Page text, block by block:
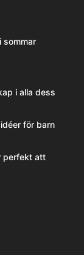
sommar
i alla dess
för barn
perfekt att